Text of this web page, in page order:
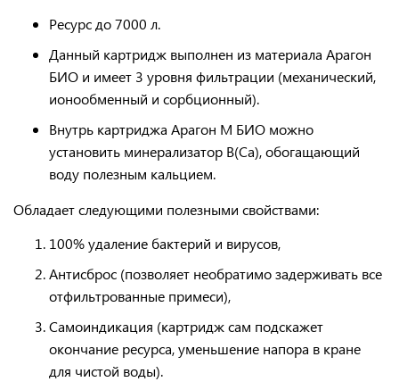
Ресурс до 7000 л.
Данный картридж выполнен из материала Арагон
БИО и имеет 3 уровня фильтрации (механический,
ионообменный и сорбционный).
Внутрь картриджа Арагон М БИО можно
установить минерализатор В(Ca), обогащающий
воду полезным кальцием.
Обладает следующими полезными свойствами:
100% удаление бактерий и вирусов,
Антисброс (позволяет необратимо задерживать все
отфильтрованные примеси),
Самоиндикация (картридж сам подскажет
окончание ресурса, уменьшение напора в кране
для чистой воды).